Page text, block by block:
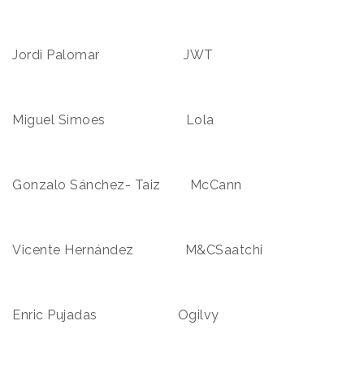
Jordi Palomar JWT
Miguel Simoes Lola
Gonzalo Sánchez- Taiz McCann
Vicente Hernández M&CSaatchi
Enric Pujadas Ogilvy